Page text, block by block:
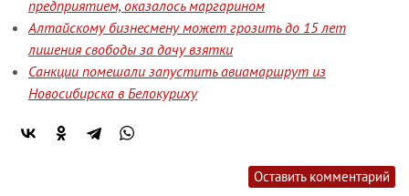
предприятием, оказалось маргарином
Алтайскому бизнесмену может грозить до 15 лет
лишения свободы за дачу взятки
Санкции помешали запустить авиамаршрут из
Новосибирска в Белокуриху
Оставить комментарий